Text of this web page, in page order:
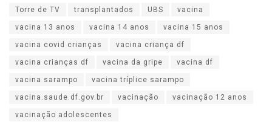
Torre de TV transplantados UBS vacina
vacina 13 anos vacina 14 anos vacina 15 anos
vacina covid crianças vacina criança df
vacina crianças df vacina da gripe vacina df
vacina sarampo vacina tríplice sarampo
vacina.saude.df.gov.br vacinação vacinação 12 anos
vacinação adolescentes